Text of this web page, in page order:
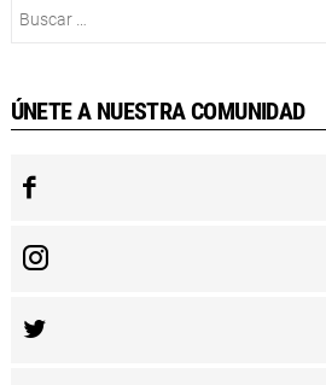
ÚNETE A NUESTRA COMUNIDAD